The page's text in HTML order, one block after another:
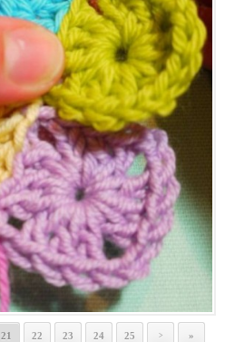
21 22 23 24 25 > »